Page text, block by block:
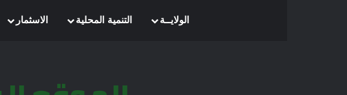
الرئيسيةالولايــة التنمية المحلية الاسثمار